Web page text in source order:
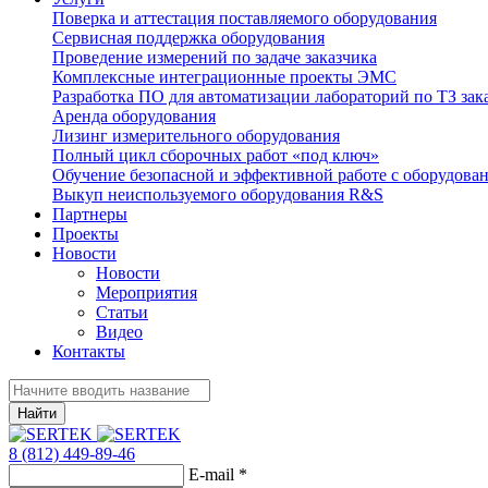
Поверка и аттестация поставляемого оборудования
Сервисная поддержка оборудования
Проведение измерений по задаче заказчика
Комплексные интеграционные проекты ЭМС
Разработка ПО для автоматизации лабораторий по ТЗ
Аренда оборудования
Лизинг измерительного оборудования
Полный цикл сборочных работ «под ключ»
Обучение безопасной и эффективной работе с
Выкуп неиспользуемого оборудования R&S
Партнеры
Проекты
Новости
Новости
Мероприятия
Статьи
Видео
Контакты
Найти
8 (812) 449-89-46
E-mail *